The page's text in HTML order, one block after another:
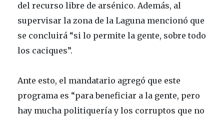
del recurso libre de arsénico. Además, al
supervisar la zona de la Laguna mencionó que
se concluirá “si lo permite la gente, sobre todo
los caciques”.
Ante esto, el mandatario agregó que este
programa es “para beneficiar a la gente, pero
hay mucha politiquería y los corruptos que no